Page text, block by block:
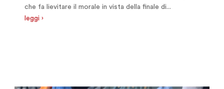
che fa lievitare il morale in vista della finale di...
leggi ›